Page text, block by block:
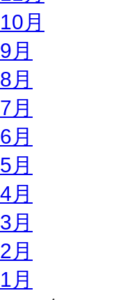
10月
9月
8月
7月
6月
5月
4月
3月
2月
1月